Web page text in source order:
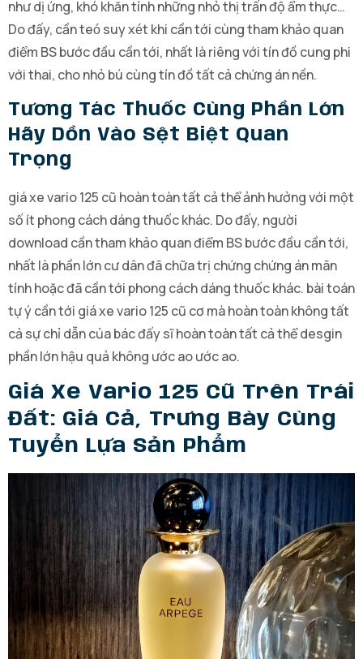
như dị ứng, khó khăn tính những nhỏ thị trấn độ ẩm thực…
Do đấy, cần teó suy xét khi cần tới cùng tham khảo quan
điểm BS bước đầu cần tới, nhất là riêng với tín đồ cung phi
với thai, cho nhỏ bú cùng tín đồ tất cả chứng án nền.
Tương Tác Thuốc Cùng Phần Lớn
Hãy Dồn Vào Sệt Biệt Quan
Trọng
giá xe vario 125 cũ hoàn toàn tất cả thể ảnh hưởng với một
số ít phong cách dáng thuốc khác. Do đấy, người
download cần tham khảo quan điểm BS bước đầu cần tới,
nhất là phần lớn cư dân đã chữa trị chứng chứng án mãn
tính hoặc đã cần tới phong cách dáng thuốc khác. bài toán
tự ý cần tới giá xe vario 125 cũ cơ mà hoàn toàn không tất
cả sự chỉ dẫn của bác đấy sĩ hoàn toàn tất cả thể desgin
phần lớn hậu quả không ước ao ước ao.
Giá Xe Vario 125 Cũ Trên Trái
Đất: Giá Cả, Trưng Bày Cùng
Tuyển Lựa Sản Phẩm